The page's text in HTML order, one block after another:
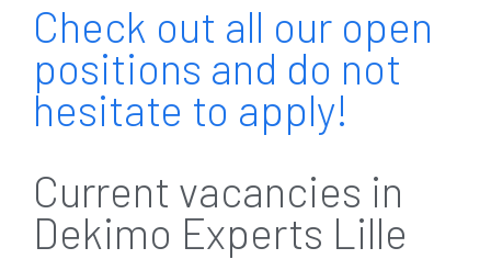
Check out all our open
positions and do not
hesitate to apply!
Current vacancies in
Dekimo Experts Lille